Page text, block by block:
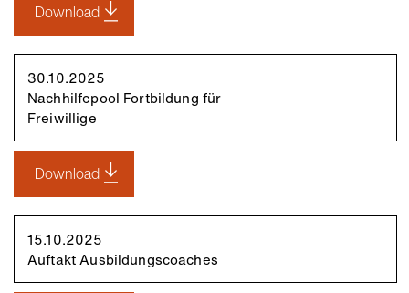
Download
30.10.2025
Nachhilfepool Fortbildung für
Freiwillige
Download
15.10.2025
Auftakt Ausbildungscoaches